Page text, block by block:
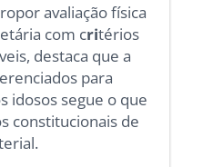
avaliação física
com critérios
destaca que a
para
idosos segue o que
constitucionais de